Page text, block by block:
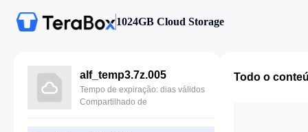
1024GB Cloud Storage
alf_temp3.7z.005
Tempo de expiração: dias válidos
Compartilhado de
Todo o